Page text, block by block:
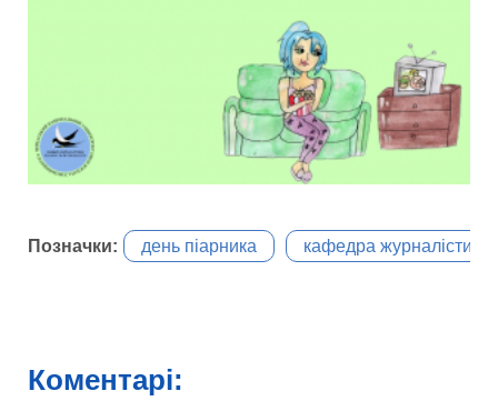
Позначки: день піарника кафедра журналістики
Коментарі: